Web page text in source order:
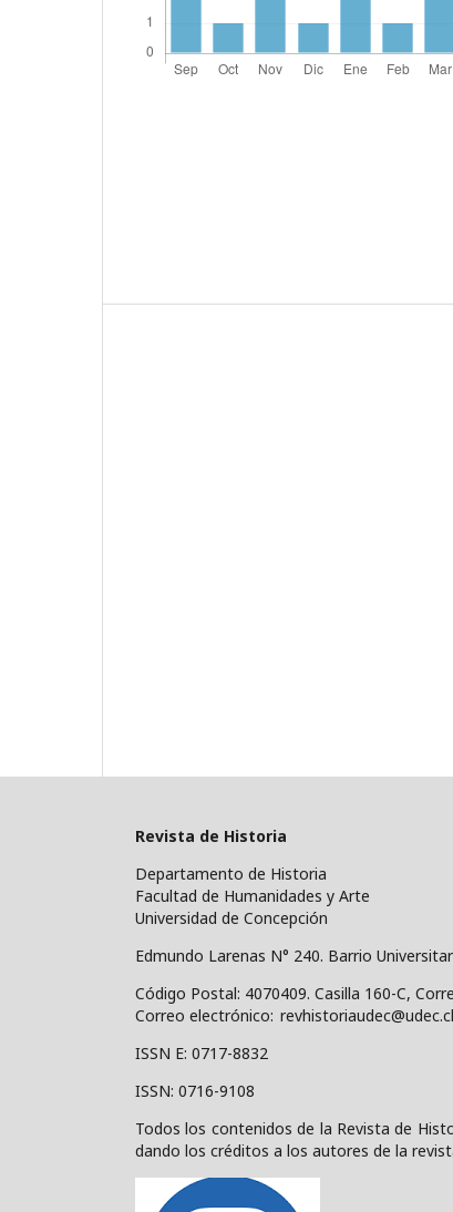
Revista de Historia
Departamento de Historia
Facultad de Humanidades y Arte
Universidad de Concepción
Edmundo Larenas N° 240. Barrio
Código Postal: 4070409. Casilla 160-C,
Correo electrónico: revhistoriaudec@udec.cl
ISSN E: 0717-8832
ISSN: 0716-9108
Todos los contenidos de la Revista de
dando los créditos a los autores de la